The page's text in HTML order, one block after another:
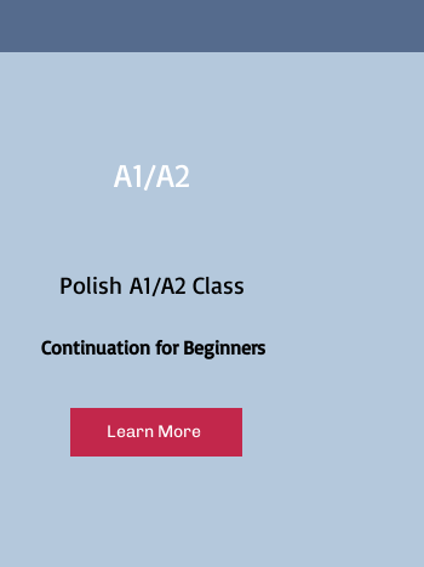
A1/A2
Polish A1/A2 Class
Continuation for Beginners
Learn More